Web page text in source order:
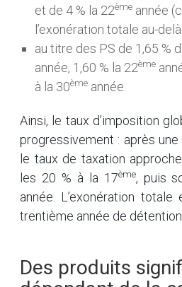
et de 4 % la 22ème année
l’exonération totale au-
au titre des PS de 1,65 %
année, 1,60 % la 22ème
à la 30ème année.
Ainsi, le taux d’imposition
progressivement : après
le taux de taxation
les 20 % à la 17ème, puis
année. L’exonération
trentième année de détention
Des produits